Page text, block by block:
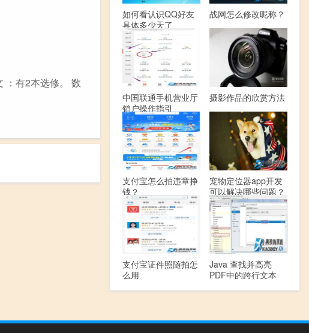
：有2本选修。 数
如何看认识QQ好友
具体多少天了
战网怎么修改昵称？
中国联通手机营业厅
销户操作指引
摄影作品的欣赏方法
支付宝怎么拍违章挣
钱？
宠物定位器app开发
可以解决哪些问题？
支付宝证件照随拍怎
么用
Java 查找并高亮
PDF中的跨行文本